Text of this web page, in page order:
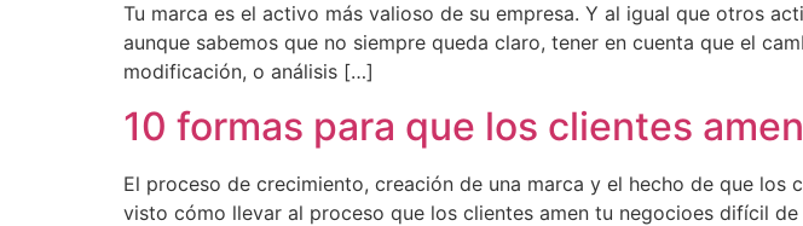
Tu marca es el activo más valioso de su empresa. Y al igual que otros
aunque sabemos que no siempre queda claro, tener en cuenta que el
modificación, o análisis […]
10 formas para que los clientes
El proceso de crecimiento, creación de una marca y el hecho de que
visto cómo llevar al proceso que los clientes amen tu negocioes difícil